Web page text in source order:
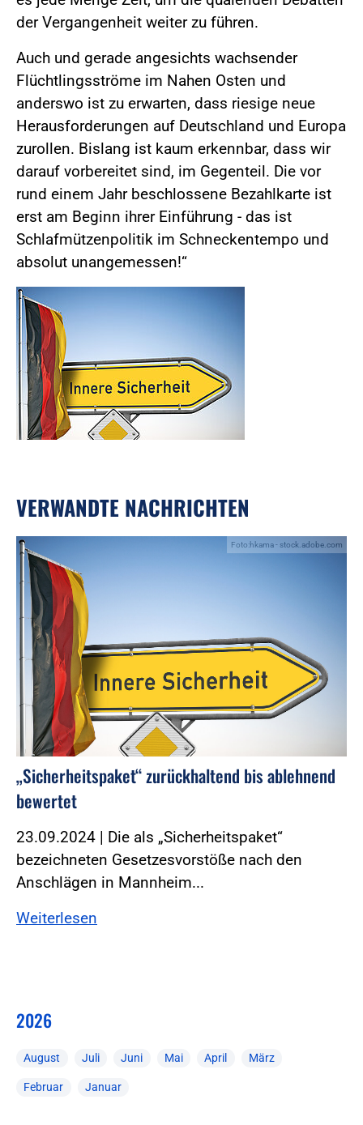
der Vergangenheit weiter zu führen.
Auch und gerade angesichts wachsender
Flüchtlingsströme im Nahen Osten und
anderswo ist zu erwarten, dass riesige neue
Herausforderungen auf Deutschland und Europa
zurollen. Bislang ist kaum erkennbar, dass wir
darauf vorbereitet sind, im Gegenteil. Die vor
rund einem Jahr beschlossene Bezahlkarte ist
erst am Beginn ihrer Einführung - das ist
Schlafmützenpolitik im Schneckentempo und
absolut unangemessen!“
VERWANDTE NACHRICHTEN
Foto:hkama - stock.adobe.com
„Sicherheitspaket“ zurückhaltend bis ablehnend
bewertet
23.09.2024 | Die als „Sicherheitspaket“
bezeichneten Gesetzesvorstöße nach den
Anschlägen in Mannheim...
Weiterlesen
2026
August Juli Juni Mai April März
Februar Januar